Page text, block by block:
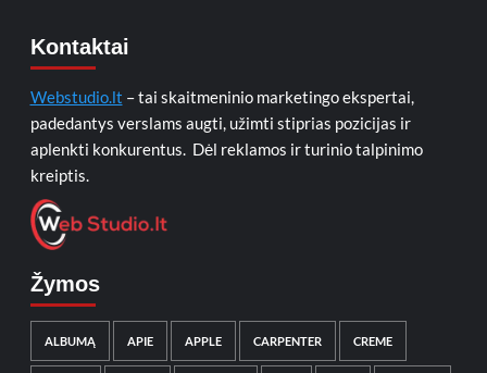
Kontaktai
Webstudio.lt – tai skaitmeninio marketingo ekspertai,
padedantys verslams augti, užimti stiprias pozicijas ir
aplenkti konkurentus. Dėl reklamos ir turinio talpinimo
kreiptis.
Žymos
ALBUMĄ APIE APPLE CARPENTER CREME